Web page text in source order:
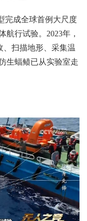
完成全球首例大尺度
航行试验。2023年，
、扫描地形、采集温
生蝠鲼已从实验室走